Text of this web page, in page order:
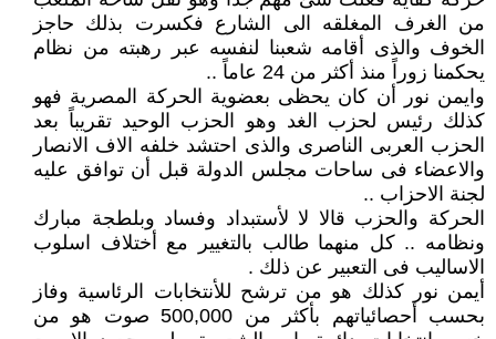
من الغرف المغلقه الى الشارع فكسرت بذلك حاجز
الخوف والذى أقامه شعبنا لنفسه عبر رهبته من نظام
يحكمنا زوراً منذ أكثر من 24 عاماً ..
وايمن نور أن كان يحظى بعضوية الحركة المصرية فهو
كذلك رئيس لحزب الغد وهو الحزب الوحيد تقريباً بعد
الحزب العربى الناصرى والذى احتشد خلفه الاف الانصار
والاعضاء فى ساحات مجلس الدولة قبل أن توافق عليه
لجنة الاحزاب ..
الحركة والحزب قالا لا لأستبداد وفساد وبلطجة مبارك
ونظامه .. كل منهما طالب بالتغيير مع أختلاف اسلوب
الاساليب فى التعبير عن ذلك .
أيمن نور كذلك هو من ترشح للأنتخابات الرئاسية وفاز
بحسب أحصائياتهم بأكثر من 500,000 صوت هو من